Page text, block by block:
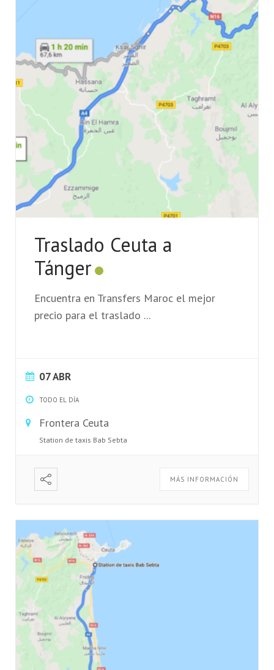
Traslado Ceuta a
Tánger
Encuentra en Transfers Maroc el mejor
precio para el traslado ...
07 ABR
TODO EL DÍA
Frontera Ceuta
Station de taxis Bab Sebta
MÁS INFORMACIÓN